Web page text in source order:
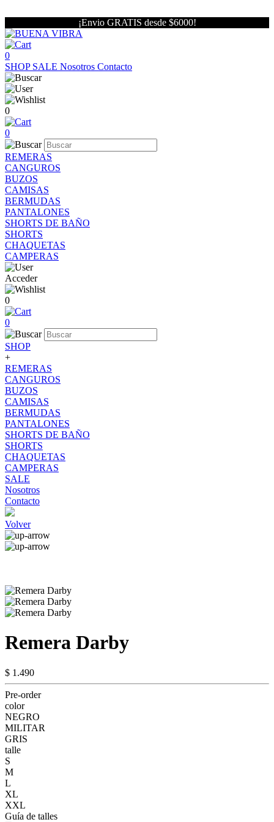
¡Envio GRATIS desde $6000!
0
SHOP SALE Nosotros Contacto
0
0
REMERAS
CANGUROS
BUZOS
CAMISAS
BERMUDAS
PANTALONES
SHORTS DE BAÑO
SHORTS
CHAQUETAS
CAMPERAS
Acceder
0
0
SHOP
+
REMERAS
CANGUROS
BUZOS
CAMISAS
BERMUDAS
PANTALONES
SHORTS DE BAÑO
SHORTS
CHAQUETAS
CAMPERAS
SALE
Nosotros
Contacto
Volver
Remera Darby
$ 1.490
Pre-order
color
NEGRO
MILITAR
GRIS
talle
S
M
L
XL
XXL
Guía de talles